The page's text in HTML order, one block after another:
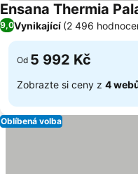
Ensana Thermia
9,0Vynikající (2 496
Od 5 992 Kč
Zobrazte si ceny z 4
Oblíbená volba